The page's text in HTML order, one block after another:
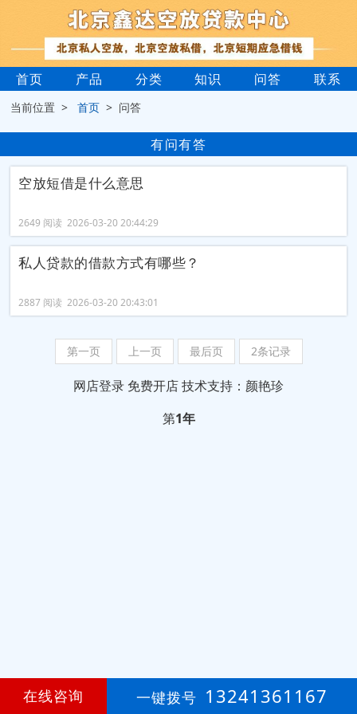
首页 产品 分类 知识 问答 联系
当前位置 >首页 > 问答
有问有答
空放短借是什么意思
2649 阅读 2026-03-20 20:44:29
私人贷款的借款方式有哪些？
2887 阅读 2026-03-20 20:43:01
第一页 上一页 最后页 2条记录
网店登录 免费开店技术支持：颜艳珍
第1年
在线咨询 一键拨号 13241361167